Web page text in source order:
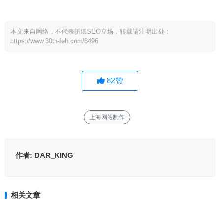
本文来自网络，不代表折纸SEO立场，转载请注明出处：
https://www.30th-feb.com/6496
82赞
上海网站制作
作者: DAR_KING
相关文章